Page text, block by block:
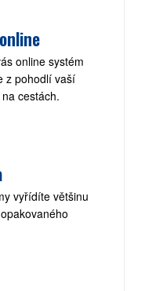
online systém
z pohodlí vaší
cestách.
vyřídíte většinu